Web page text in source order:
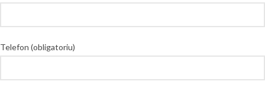
Telefon (obligatoriu)